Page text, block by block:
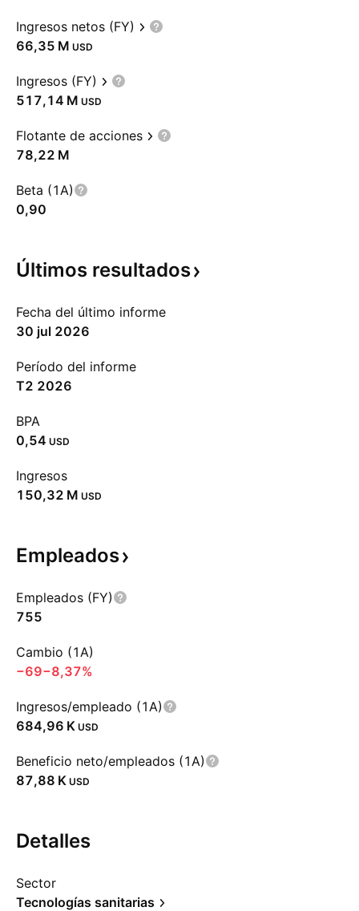
Ingresos netos (FY)
‪66,35 M‬ USD
Ingresos (FY)
‪517,14 M‬ USD
Flotante de acciones
‪78,22 M‬
Beta (1A)
0,90
Últimos resultados
Fecha del último informe
30 jul 2026
Período del informe
T2 2026
BPA
0,54 USD
Ingresos
‪150,32 M‬ USD
Empleados
Empleados (FY)
755
Cambio (1A)
−69−8,37%
Ingresos/empleado (1A)
‪684,96 K‬ USD
Beneficio neto/empleados (1A)
‪87,88 K‬ USD
Detalles
Sector
Tecnologías sanitarias